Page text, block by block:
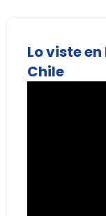
Lo viste
Chile